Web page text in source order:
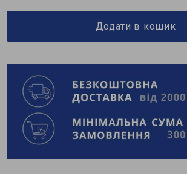
Додати в кошик